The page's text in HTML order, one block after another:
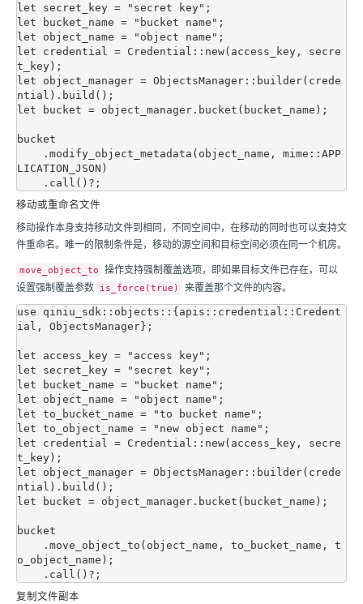
let secret_key = "secret key";
let bucket_name = "bucket name";
let object_name = "object name";
let credential = Credential::new(access_key, secre
t_key);
let object_manager = ObjectsManager::builder(crede
ntial).build();
let bucket = object_manager.bucket(bucket_name);
bucket
LICATION_JSON)
移动或重命名文件
移动操作本身支持移动文件到相同，不同空间中，在移动的同时也可以支持文
件重命名。唯一的限制条件是，移动的源空间和目标空间必须在同一个机房。
move_object_to
操作支持强制覆盖选项，即如果目标文件已存在，可以
设置强制覆盖参数
is_force(true) 来覆盖那个文件的内容。
use qiniu_sdk::objects::{apis::credential::Credent
ial, ObjectsManager};
let access_key = "access key";
let secret_key = "secret key";
let bucket_name = "bucket name";
let object_name = "object name";
let to_bucket_name = "to bucket name";
let to_object_name = "new object name";
let credential = Credential::new(access_key, secre
t_key);
let object_manager = ObjectsManager::builder(crede
ntial).build();
let bucket = object_manager.bucket(bucket_name);
bucket
o_object_name);
复制文件副本